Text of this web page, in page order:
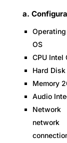
a.
OS
CPU Intel
Hard Disk
Memory
Audio